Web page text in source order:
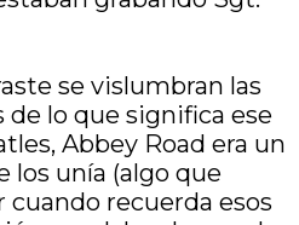
se vislumbran las
lo que significa ese
Abbey Road era un
los unía (algo que
recuerda esos